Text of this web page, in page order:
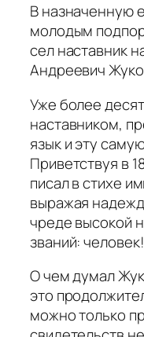
В назначенную
молодым
сел наставник
Андреевич
Уже более
наставником,
язык и эту
Приветствуя в
писал в стихе
выражая
чреде высокой
званий:
О чем думал
это
можно только